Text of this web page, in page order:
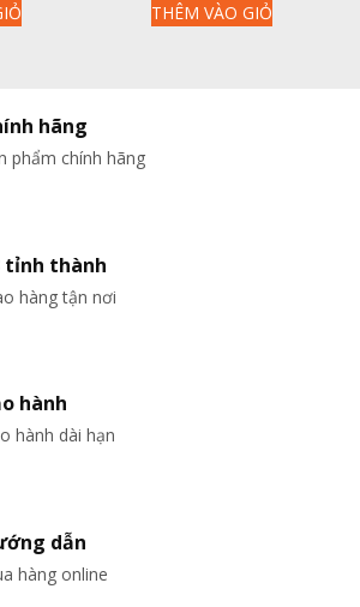
là:
THÊM VÀO GIỎ
hãng
phẩm chính hãng
tỉnh thành
hàng tận nơi
hành
hành dài hạn
dẫn
hàng online